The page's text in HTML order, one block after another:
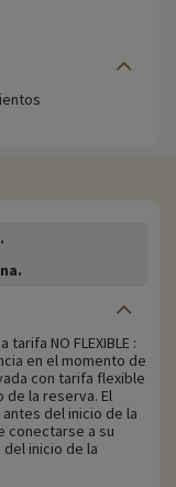
NO FLEXIBLE :
en el momento de
con tarifa flexible
de la reserva. El
del inicio de la
conectarse a su
inicio de la